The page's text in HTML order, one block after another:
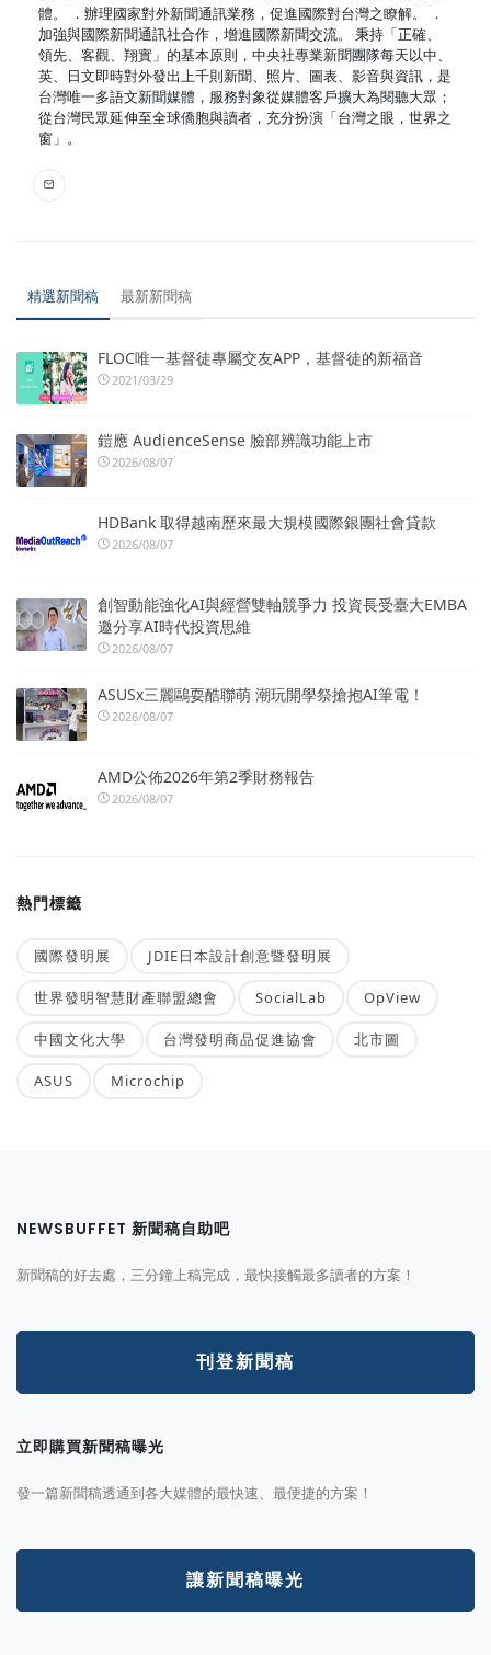
體。 ．辦理國家對外新聞通訊業務，促進國際對台灣之瞭解。 ．
加強與國際新聞通訊社合作，增進國際新聞交流。 秉持「正確、
領先、客觀、翔實」的基本原則，中央社專業新聞團隊每天以中、
英、日文即時對外發出上千則新聞、照片、圖表、影音與資訊，是
台灣唯一多語文新聞媒體，服務對象從媒體客戶擴大為閱聽大眾；
從台灣民眾延伸至全球僑胞與讀者，充分扮演「台灣之眼，世界之
窗」。
精選新聞稿 最新新聞稿
FLOC唯一基督徒專屬交友APP，基督徒的新福音
2021/03/29
鎧應 AudienceSense 臉部辨識功能上市
2026/08/07
HDBank 取得越南歷來最大規模國際銀團社會貸款
2026/08/07
創智動能強化AI與經營雙軸競爭力 投資長受臺大EMBA
邀分享AI時代投資思維
2026/08/07
ASUSx三麗鷗耍酷聯萌 潮玩開學祭搶抱AI筆電！
2026/08/07
AMD公佈2026年第2季財務報告
2026/08/07
熱門標籤
國際發明展 JDIE日本設計創意暨發明展
世界發明智慧財產聯盟總會 SocialLab OpView
中國文化大學 台灣發明商品促進協會 北市圖
ASUS Microchip
NEWSBUFFET 新聞稿自助吧
新聞稿的好去處，三分鐘上稿完成，最快接觸最多讀者的方案！
刊登新聞稿
立即購買新聞稿曝光
發一篇新聞稿透通到各大媒體的最快速、最便捷的方案！
讓新聞稿曝光